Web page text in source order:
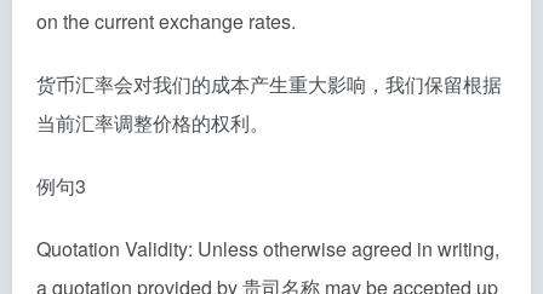
on the current exchange rates.
货币汇率会对我们的成本产生重大影响，我们保留根据
当前汇率调整价格的权利。
例句3
Quotation Validity: Unless otherwise agreed in writing,
a quotation provided by 贵司名称 may be accepted up